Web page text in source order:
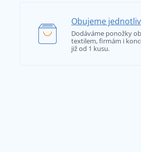
Obujeme
Dodáváme ponožky
textilem, firmám i
již od 1 kusu.